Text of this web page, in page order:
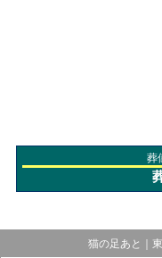
葬
猫の足あと｜